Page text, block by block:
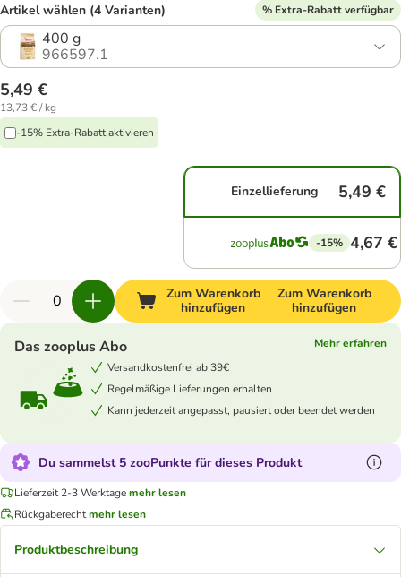
Artikel wählen (4 Varianten) % Extra-Rabatt verfügbar
400 g
966597.1
5,49 €
13,73 € / kg
-15% Extra-Rabatt aktivieren
Einzellieferung 5,49 €
-15% 4,67 €
Zum Warenkorb
hinzufügen
Zum Warenkorb
hinzufügen
Das zooplus Abo
Mehr erfahren
Versandkostenfrei ab 39€
Regelmäßige Lieferungen erhalten
Kann jederzeit angepasst, pausiert oder beendet werden
Du sammelst 5 zooPunkte für dieses Produkt
Lieferzeit 2-3 Werktagemehr lesen
Rückgaberechtmehr lesen
Produktbeschreibung